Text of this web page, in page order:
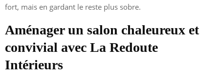
fort, mais en gardant le reste plus sobre.
Aménager un salon chaleureux et
convivial avec La Redoute
Intérieurs